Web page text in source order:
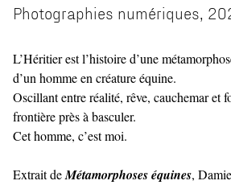
Photographies numériques,
L’Héritier est l’histoire d’une
d’un homme en créature équine.
Oscillant entre réalité, rêve, cauchemar et
frontière près à basculer.
Cet homme, c’est moi.
Extrait deMétamorphoses équines,